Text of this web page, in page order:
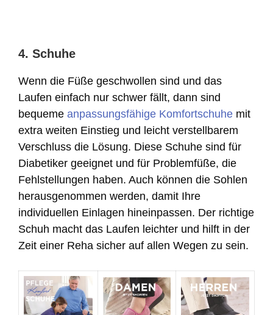
4. Schuhe
Wenn die Füße geschwollen sind und das
Laufen einfach nur schwer fällt, dann sind
bequeme anpassungsfähige Komfortschuhe mit
extra weiten Einstieg und leicht verstellbarem
Verschluss die Lösung. Diese Schuhe sind für
Diabetiker geeignet und für Problemfüße, die
Fehlstellungen haben. Auch können die Sohlen
herausgenommen werden, damit Ihre
individuellen Einlagen hineinpassen. Der richtige
Schuh macht das Laufen leichter und hilft in der
Zeit einer Reha sicher auf allen Wegen zu sein.